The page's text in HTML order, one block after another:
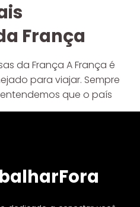
França
da França A França é
para viajar. Sempre
que o país